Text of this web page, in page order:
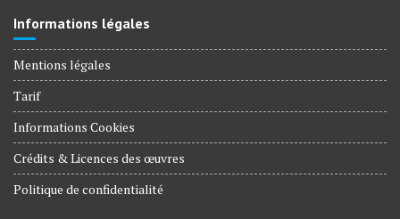
Informations légales
Mentions légales
Tarif
Informations Cookies
Crédits & Licences des œuvres
Politique de confidentialité